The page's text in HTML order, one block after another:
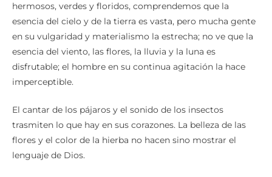
hermosos, verdes y floridos, comprendemos que la
esencia del cielo y de la tierra es vasta, pero mucha gente
en su vulgaridad y materialismo la estrecha; no ve que la
esencia del viento, las flores, la lluvia y la luna es
disfrutable; el hombre en su continua agitación la hace
imperceptible.
El cantar de los pájaros y el sonido de los insectos
trasmiten lo que hay en sus corazones. La belleza de las
flores y el color de la hierba no hacen sino mostrar el
lenguaje de Dios.